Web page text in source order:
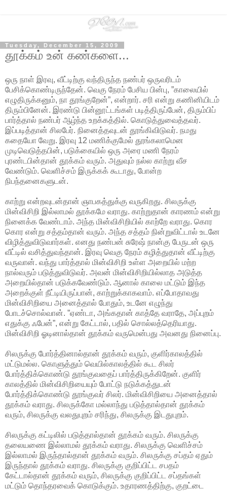
Tuesday, December 15, 2009
தூக்கம் உன் கண்களை...
ஒரு நாள் இரவு, வீட்டிற்கு வந்திருந்த நண்பர் ஒருவரிடம்
பேசிக்கொண்டிருந்தேன். வெகு நேரம் பேசிய பின்பு, ”காலையில்
எழுதிருக்கனும், நா தூங்குறேன்”, என்றார். சரி என்று கணினியிடம்
திரும்பினேன். இரண்டு பின்னூட்டங்கள் படித்திருப்பேன், திரும்பிப்
பார்த்தால் நண்பர் ஆழ்ந்த உறக்கத்தில். கொடுத்துவைத்தவர்.
இப்படித்தான் சிலபேர். நினைத்தவுடன் தூங்கிவிடுவர். நமது
கதையோ வேறு. இரவு 12 மணிக்குமேல் தூங்கலாமென
முடிவெடுத்தபின், படுக்கையில் ஒரு அரை மணி நேரம்
புரண்டபின்தான் தூக்கம் வரும். அதுவும் நல்ல காற்று வீச
வேண்டும். வெளிச்சம் இருக்கக் கூடாது, போன்ற
நிபந்தனைகளுடன்.
காற்று என்றவுடன்தான் ஞாபகத்துக்கு வருகிறது. சிலருக்கு
மின்விசிறி இல்லாமல் தூக்கமே வராது. காற்றுதான் காரணம் என்று
நினைக்க வேண்டாம். அந்த மின்விசிறியில் காற்றே வராது. கொர
கொர என்று சத்தம்தான் வரும். அந்த சத்தம் நின்றுவிட்டால் உடனே
விழித்துவிடுவார்கள். எனது நண்பன் சுரேஷ் நான்கு பேருடன் ஒரு
வீட்டில் வசித்துவந்தான். இரவு வெகு நேரம் கழித்துதான் வீட்டிற்கு
வருவான். வந்து பார்த்தால் மின்விசிறி உள்ள அறையில் மற்ற
நால்வரும் படுத்துவிடுவர். அவன் மின்விசிறியில்லாத அடுத்த
அறையில்தான் படுக்கவேண்டும். ஆனால் காலை மட்டும் இந்த
அறைக்குள் நீட்டியிருப்பான், காற்றுக்காகவாம். எப்போதாவது
மின்விசிறியை அனைத்தால் போதும், உடனே எழுந்து
போடச்சொல்வான். ”ஏண்டா, அங்கதான் காத்தே வராதே, அப்புறம்
எதுக்கு ஃபேன்”, என்று கேட்டால், பதில் சொல்லத்தெரியாது.
மின்விசிறி ஓடினால்தான் தூக்கம் வருமென்பது அவனது நினைப்பு.
சிலருக்கு போர்த்தினால்தான் தூக்கம் வரும், குளிர்காலத்தில்
மட்டுமல்ல. கொளுத்தும் வெயில்காலத்தில் கூட சிலர்
போர்த்திக்கொண்டு தூங்குவதைப் பார்த்திருக்கிறேன். குளிர்
காலத்தில் மின்விசிறியையும் போட்டு நடுக்கத்துடன்
போர்த்திக்கொண்டு தூங்குவர் சிலர். மின்விசிறியை அனைத்தால்
தூக்கம் வராது. சிலருக்கோ மல்லாந்து படுத்தால்தான் தூக்கம்
வரும், சிலருக்கு வலதுபுறம் சரிந்து, சிலருக்கு இடதுபுறம்.
சிலருக்கு கட்டிலில் படுத்தால்தான் தூக்கம் வரும். சிலருக்கு
தலையணை இல்லாமல் தூக்கம் வராது. சிலருக்கு வெளிச்சம்
இல்லாமல் இருந்தால்தான் தூக்கம் வரும். சிலருக்கு சப்தம் ஏதும்
இருந்தால் தூக்கம் வராது. சிலருக்கு குறிப்பிட்ட சபதம்
கேட்டால்தான் தூக்கம் வரும், சிலருக்கு குறிப்பிட்ட சப்தங்கள்
மட்டும் தொந்தரவைக் கொடுக்கும். உதாரணத்திற்கு, குறட்டை